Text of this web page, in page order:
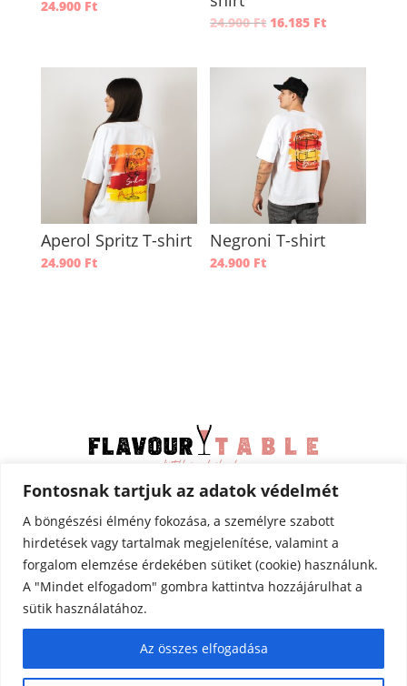
Fontosnak tartjuk az adatok védelmét
A böngészési élmény fokozása, a személyre szabott
hirdetések vagy tartalmak megjelenítése, valamint a
forgalom elemzése érdekében sütiket (cookie) használunk.
A "Mindet elfogadom" gombra kattintva hozzájárulhat a
sütik használatához.
Az összes elfogadása
24.900 Ft
24.900Ft Original
16.185 FtCurrent
Aperol Spritz T-shirt
24.900 Ft
Negroni T-shirt
24.900 Ft
Minden jog fenntartva –© Flavourtable 2025
Adatkezelési tájékoztató (GDPR)
Általános Szerződési Feltételek (ÁSZF)
Érintésvédelmi minősítő irat
Játékszabályzat